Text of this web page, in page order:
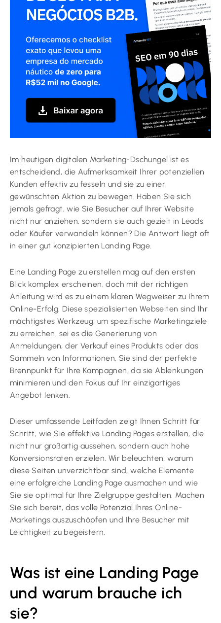
Im heutigen digitalen Marketing-Dschungel ist es
entscheidend, die Aufmerksamkeit Ihrer potenziellen
Kunden effektiv zu fesseln und sie zu einer
gewünschten Aktion zu bewegen. Haben Sie sich
jemals gefragt, wie Sie Besucher auf Ihrer Website
nicht nur anziehen, sondern sie auch gezielt in Leads
oder Käufer verwandeln können? Die Antwort liegt oft
in einer gut konzipierten Landing Page.
Eine Landing Page zu erstellen mag auf den ersten
Blick komplex erscheinen, doch mit der richtigen
Anleitung wird es zu einem klaren Wegweiser zu Ihrem
Online-Erfolg. Diese spezialisierten Webseiten sind Ihr
mächtigstes Werkzeug, um spezifische Marketingziele
zu erreichen, sei es die Generierung von
Anmeldungen, der Verkauf eines Produkts oder das
Sammeln von Informationen. Sie sind der perfekte
Brennpunkt für Ihre Kampagnen, da sie Ablenkungen
minimieren und den Fokus auf Ihr einzigartiges
Angebot lenken.
Dieser umfassende Leitfaden zeigt Ihnen Schritt für
Schritt, wie Sie effektive Landing Pages erstellen, die
nicht nur großartig aussehen, sondern auch hohe
Konversionsraten erzielen. Wir beleuchten, warum
diese Seiten unverzichtbar sind, welche Elemente
eine erfolgreiche Landing Page ausmachen und wie
Sie sie optimal für Ihre Zielgruppe gestalten. Machen
Sie sich bereit, das volle Potenzial Ihres Online-
Marketings auszuschöpfen und Ihre Besucher mit
Leichtigkeit zu begeistern.
Was ist eine Landing Page
und warum brauche ich
sie?